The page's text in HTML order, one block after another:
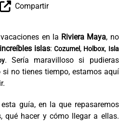
Compartir
en la Riviera Maya, no
increíbles islas: Cozumel, Holbox, Isla
. Sería maravilloso si pudieras
si no tienes tiempo, estamos aquí
guía, en la que repasaremos
qué hacer y cómo llegar a ellas.